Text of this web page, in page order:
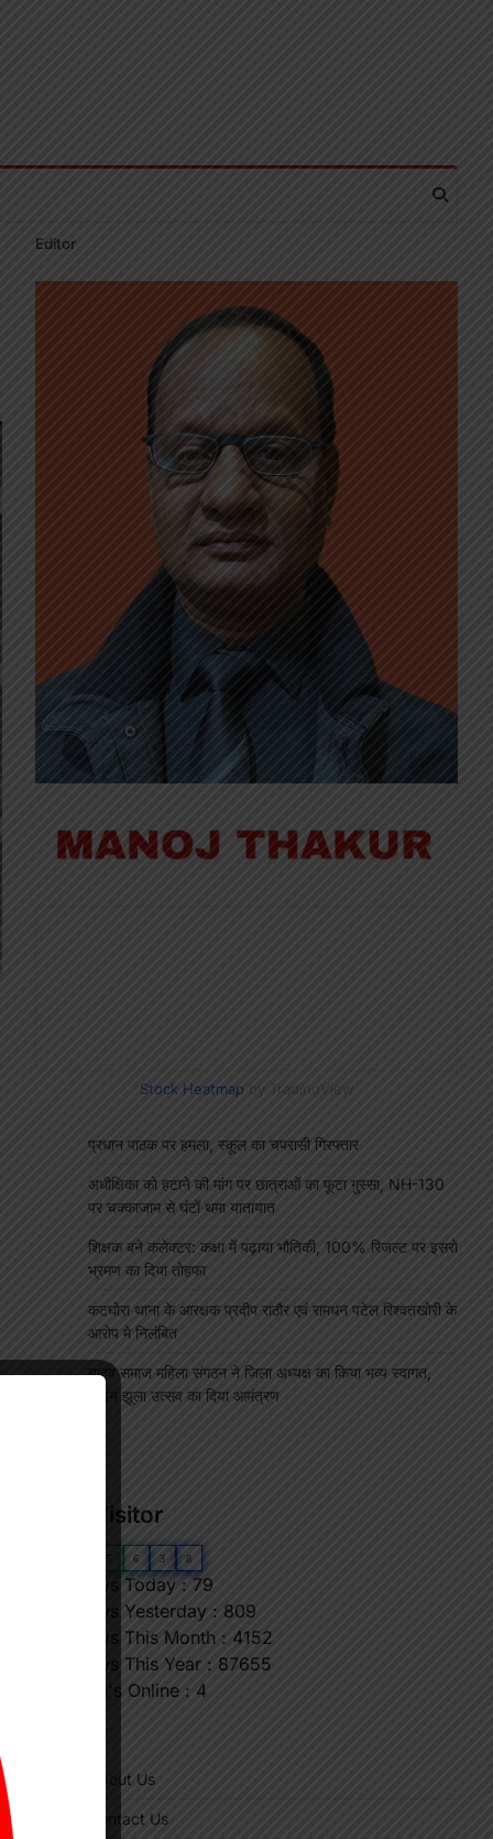
Editor
Stock Heatmap by TradingView
प्रधान पाठक पर हमला, स्कूल का चपरासी गिरफ्तार
अधीक्षिका को हटाने की मांग पर छात्राओं का फूटा गुस्सा, NH-130
पर चक्काजाम से घंटों थमा यातायात
शिक्षक बने कलेक्टर: कक्षा में पढ़ाया भौतिकी, 100% रिजल्ट पर इसरो
भ्रमण का दिया तोहफा
कटघोरा थाना के आरक्षक प्रदीप राठौर एवं रामधन पटेल रिश्वतखोरी के
आरोप मे निलंबित
यादव समाज महिला संगठन ने जिला अध्यक्ष का किया भव्य स्वागत,
सावन झूला उत्सव का दिया आमंत्रण
Our Visitor
6 3 8
Views Today : 79
Views Yesterday : 809
Views This Month : 4152
Views This Year : 87655
Who's Online : 4
About Us
Contact Us